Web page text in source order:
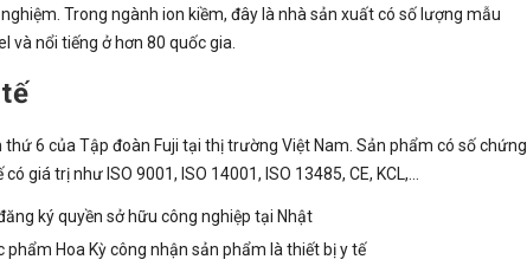
Trong ngành ion kiềm, đây là nhà sản xuất có số lượng mẫu
và nổi tiếng ở hơn 80 quốc gia.
6 của Tập đoàn Fuji tại thị trường Việt Nam. Sản phẩm có số chứng
giá trị như ISO 9001, ISO 14001, ISO 13485, CE, KCL,…
ký quyền sở hữu công nghiệp tại Nhật
Hoa Kỳ công nhận sản phẩm là thiết bị y tế